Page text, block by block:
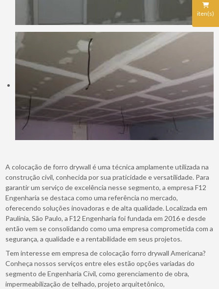
iten(s)
A colocação de forro drywall é uma técnica amplamente utilizada na
construção civil, conhecida por sua praticidade e versatilidade. Para
garantir um serviço de excelência nesse segmento, a empresa F12
Engenharia se destaca como uma referência no mercado,
oferecendo soluções inovadoras e de alta qualidade. Localizada em
Paulínia, São Paulo, a F12 Engenharia foi fundada em 2016 e desde
então vem se consolidando como uma empresa comprometida com a
segurança, a qualidade e a rentabilidade em seus projetos.
Tem interesse em empresa de colocação forro drywall Americana?
Conheça nossos serviços entre eles estão opções variadas do
segmento de Engenharia Civil, como gerenciamento de obra,
impermeabilização de telhado, projeto arquitetônico,